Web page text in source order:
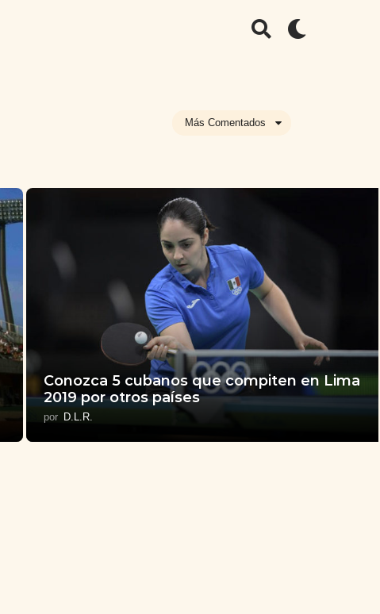
Más Comentados
Conozca 5 cubanos que compiten en Lima
2019 por otros países
por D.L.R.